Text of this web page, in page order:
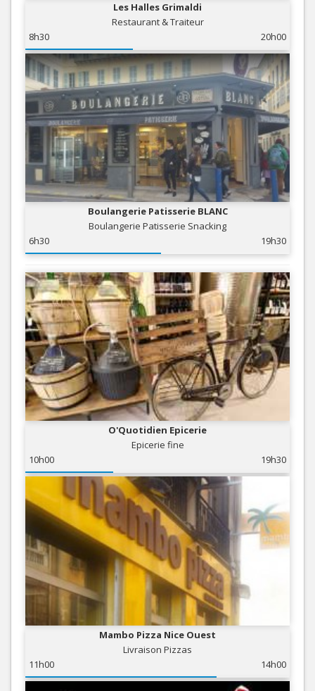
Les Halles Grimaldi
Restaurant & Traiteur
8h30
20h00
Boulangerie Patisserie BLANC
Boulangerie Patisserie Snacking
6h30
19h30
O'Quotidien Epicerie
Epicerie fine
10h00
19h30
Mambo Pizza Nice Ouest
Livraison Pizzas
11h00
14h00